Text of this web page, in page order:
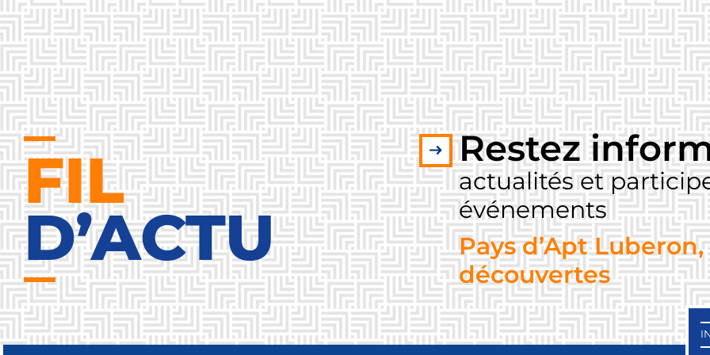
FIL
D’ACTU
Restez
actualités et
événements
Pays d’Apt
découvertes